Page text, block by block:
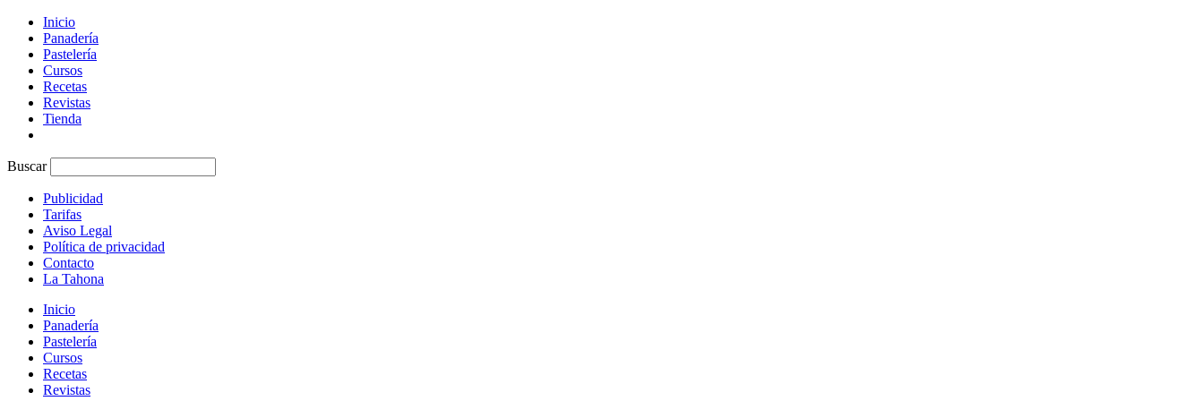
Inicio
Panadería
Pastelería
Cursos
Recetas
Revistas
Tienda
Buscar
Publicidad
Tarifas
Aviso Legal
Política de privacidad
Contacto
La Tahona
Inicio
Panadería
Pastelería
Cursos
Recetas
Revistas